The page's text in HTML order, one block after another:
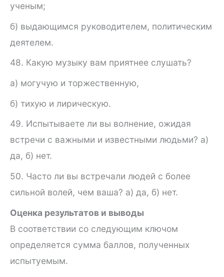
ученым;
б) выдающимся руководителем, политическим
деятелем.
48. Какую музыку вам приятнее слушать?
а) могучую и торжественную,
б) тихую и лирическую.
49. Испытываете ли вы волнение, ожидая
встречи с важны­ми и известными людьми? а)
да, б) нет.
50. Часто ли вы встречали людей с более
сильной волей, чем ваша? а) да, б) нет.
Оценка результатов и выводы
В соответствии со следующим ключом
определяется сумма баллов, полученных
испытуемым.